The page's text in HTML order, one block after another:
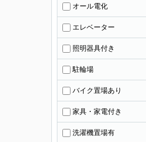
オール電化
エレベーター
照明器具付き
駐輪場
バイク置場あり
家具・家電付き
洗濯機置場有